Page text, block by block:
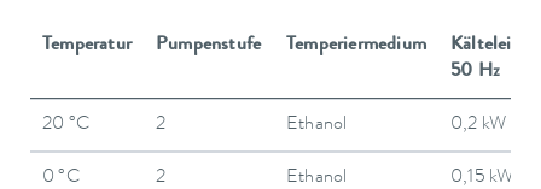
Temperatur Pumpenstufe Temperiermedium
50 Hz
20 °C 2 Ethanol 0,2 kW
0 °C 2 Ethanol 0,15 kW